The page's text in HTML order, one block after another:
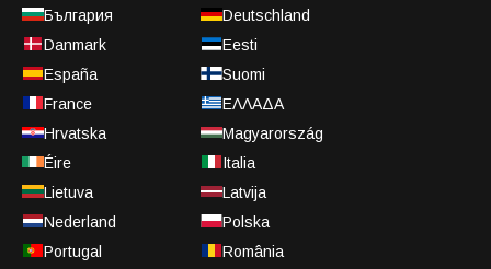
България
Deutschland
Danmark
Eesti
España
Suomi
France
ΕΛΛΑΔΑ
Hrvatska
Magyarország
Éire
Italia
Lietuva
Latvija
Nederland
Polska
Portugal
România